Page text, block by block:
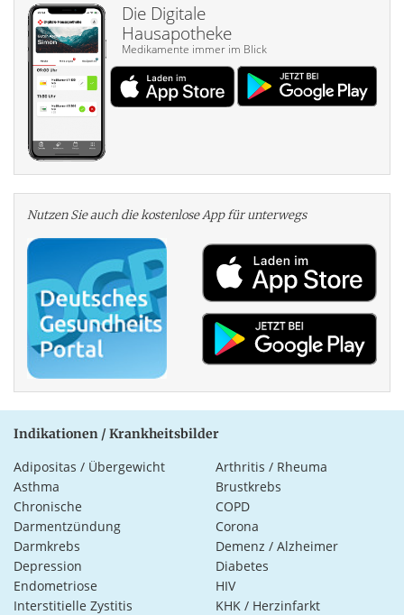
Die Digitale
Hausapotheke
Medikamente immer im Blick
Nutzen Sie auch die kosten­lose App für unterwegs
Indikationen / Krankheitsbilder
Adipositas / Übergewicht
Arthritis / Rheuma
Asthma
Brustkrebs
Chronische
Darmentzündung
COPD
Corona
Darmkrebs
Demenz / Alzheimer
Depression
Diabetes
Endometriose
HIV
Interstitielle Zystitis
KHK / Herzinfarkt